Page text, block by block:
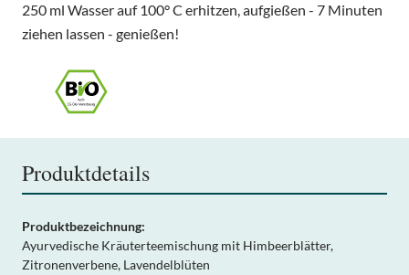
250 ml Wasser auf 100° C erhitzen, aufgießen - 7 Minuten
ziehen lassen - genießen!
Produktdetails
Produktbezeichnung:
Ayurvedische Kräuterteemischung mit Himbeerblätter,
Zitronenverbene, Lavendelblüten